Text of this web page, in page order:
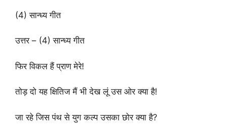
(4) सान्ध्य गीत
उत्तर – (4) सान्ध्य गीत
फिर विकल हैं प्राण मेरे!
तोड़ दो यह क्षितिज मैं भी देख लूं उस ओर क्या है!
जा रहे जिस पंथ से युग कल्प उसका छोर क्या है?